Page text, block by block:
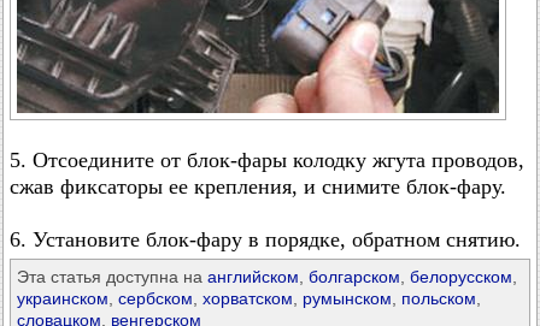
5. Отсоедините от блок-фары колодку жгута проводов,
сжав фиксаторы ее крепления, и снимите блок-фару.
6. Установите блок-фару в порядке, обратном снятию.
Эта статья доступна на английском болгарском белорусском
украинском сербском хорватском румынском польском
словацком
венгерском